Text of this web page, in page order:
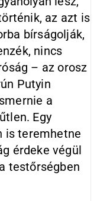
az azt is
bírságolják,
nincs
– az orosz
Putyin
a
Egy
is teremhetne
érdeke végül
testőrségben